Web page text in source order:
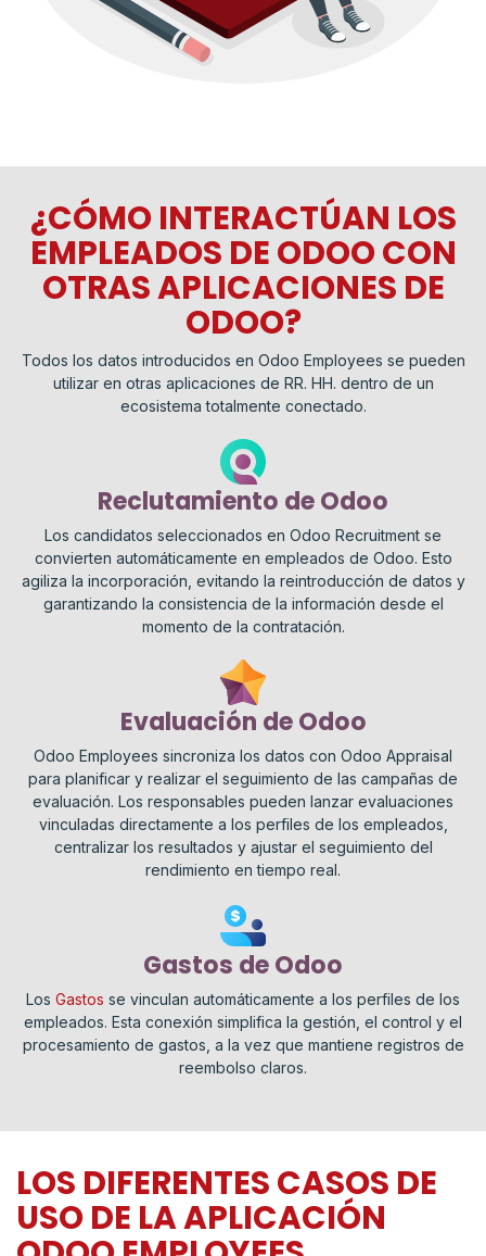
¿CÓMO INTERACTÚAN LOS
EMPLEADOS DE ODOO CON
OTRAS APLICACIONES DE
ODOO?
Todos los datos introducidos en Odoo Employees se pueden
utilizar en otras aplicaciones de RR. HH. dentro de un
ecosistema totalmente conectado.
Reclutamiento de Odoo
Los candidatos seleccionados en Odoo Recruitment se
convierten automáticamente en empleados de Odoo. Esto
agiliza la incorporación, evitando la reintroducción de datos y
garantizando la consistencia de la información desde el
momento de la contratación.
Evaluación de Odoo
Odoo Employees sincroniza los datos con Odoo Appraisal
para planificar y realizar el seguimiento de las campañas de
evaluación. Los responsables pueden lanzar evaluaciones
vinculadas directamente a los perfiles de los empleados,
centralizar los resultados y ajustar el seguimiento del
rendimiento en tiempo real.
Gastos de Odoo
Los Gastos se vinculan automáticamente a los perfiles de los
empleados. Esta conexión simplifica la gestión, el control y el
procesamiento de gastos, a la vez que mantiene registros de
reembolso claros.
LOS DIFERENTES CASOS DE
USO DE LA APLICACIÓN